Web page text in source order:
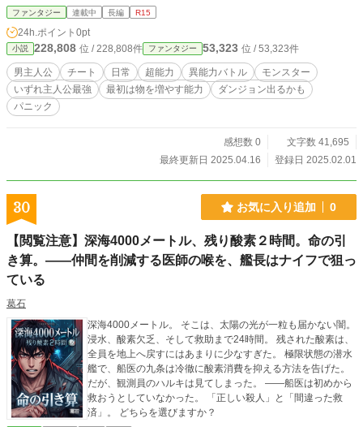
す。そんな感じでサバイバルが始まる。スライムをお供にして終末世界を旅して
自由気ままに暮らすたまに人助けして悪人を成敗する毎日です。
ファンタジー 連載中 長編 R15
24h.ポイント 0pt
小説 228,808 位 / 228,808件 ファンタジー 53,323 位 / 53,323件
男主人公 チート 日常 超能力 異能力バトル
モンスター
いずれ主人公最強
最初は物を増やす能力
ダンジョン出るかも
パニック
感想数 0
文字数 41,695
最終更新日 2025.04.16
登録日 2025.02.01
30 お気に入り追加 0
【閲覧注意】深海4000メートル、残り酸素２時間。命の引
き算。――仲間を削減する医師の喉を、艦長はナイフで狙っ
ている
葛石
深海4000メートル。 そこは、太陽の光が一粒も届かない闇。
浸水、酸素欠乏、そして救助まで24時間。 残された酸素は、
全員を地上へ戻すにはあまりに少なすぎた。 極限状態の潜水
艦で、船医の九条は冷徹に酸素消費を抑える方法を告げた。
だが、観測員のハルキは見てしまった。 ――船医は初めから
救おうとしていなかった。 「正しい殺人」と「間違った救
済」。 どちらを選びますか？